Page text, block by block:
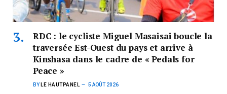
RDC : le cycliste Miguel Masaisai boucle la
traversée Est-Ouest du pays et arrive à
Kinshasa dans le cadre de « Pedals for
Peace »
BY LE HAUTPANEL 5 AOÛT 2026